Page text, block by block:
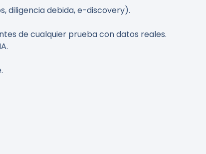
diligencia debida, e-discovery).
de cualquier prueba con datos reales.